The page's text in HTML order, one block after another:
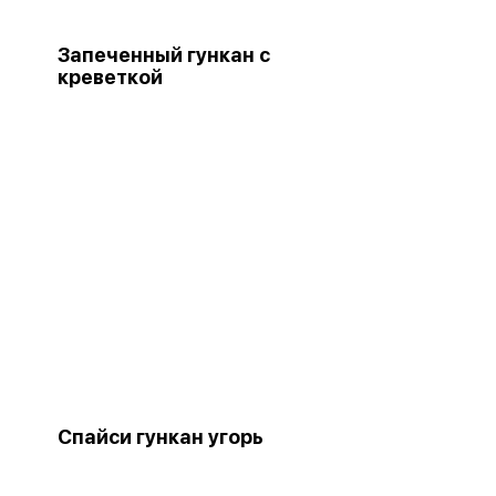
Запеченный гункан с
креветкой
Спайси гункан угорь